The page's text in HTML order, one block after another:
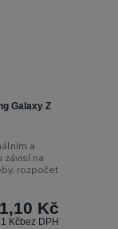
Galaxy Z
a
závisí na
rozpočet
Kč
Kčbez DPH